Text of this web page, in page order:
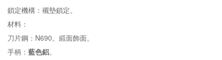
鎖定機構：襯墊鎖定。
材料：
刀片鋼：N690。緞面飾面。
手柄： 藍色鋁。